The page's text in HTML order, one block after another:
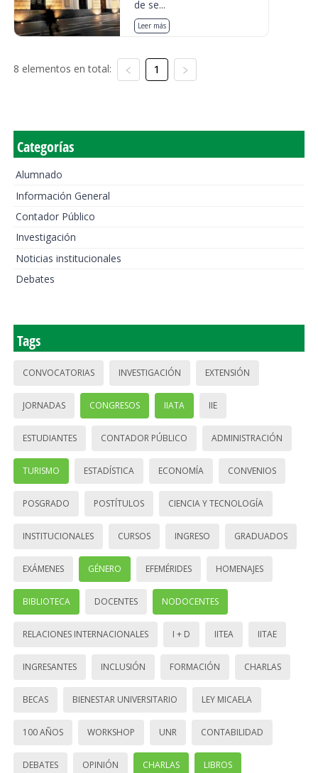
de se...
Leer más
8 elementos en total: 1
Categorías
Alumnado
Información General
Contador Público
Investigación
Noticias institucionales
Debates
Tags
CONVOCATORIAS INVESTIGACIÓN EXTENSIÓN
JORNADAS CONGRESOS IIATA IIE
ESTUDIANTES CONTADOR PÚBLICO ADMINISTRACIÓN
TURISMO ESTADÍSTICA ECONOMÍA CONVENIOS
POSGRADO POSTÍTULOS CIENCIA Y TECNOLOGÍA
INSTITUCIONALES CURSOS INGRESO GRADUADOS
EXÁMENES GÉNERO EFEMÉRIDES HOMENAJES
BIBLIOTECA DOCENTES NODOCENTES
RELACIONES INTERNACIONALES I + D IITEA IITAE
INGRESANTES INCLUSIÓN FORMACIÓN CHARLAS
BECAS BIENESTAR UNIVERSITARIO LEY MICAELA
100 AÑOS WORKSHOP UNR CONTABILIDAD
DEBATES OPINIÓN CHARLAS LIBROS